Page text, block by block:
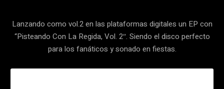
Lanzando como vol.2 en las plataformas digitales un EP con
“Pisteando Con La Regida, Vol. 2″. Siendo el disco perfecto
para los fanáticos y sonado en fiestas.